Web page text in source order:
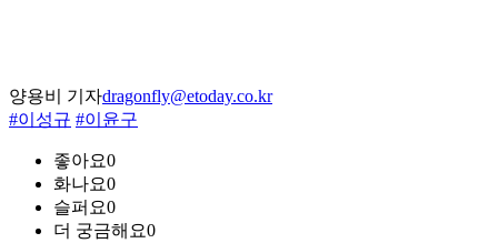
양용비 기자dragonfly@etoday.co.kr
#이성규 #이윤구
좋아요0
화나요0
슬퍼요0
더 궁금해요0